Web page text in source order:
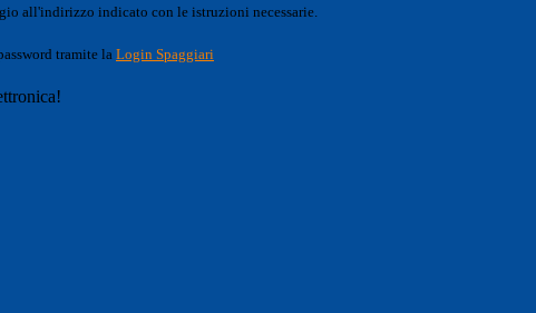
all'indirizzo indicato con le istruzioni necessarie.
tramite la Login Spaggiari